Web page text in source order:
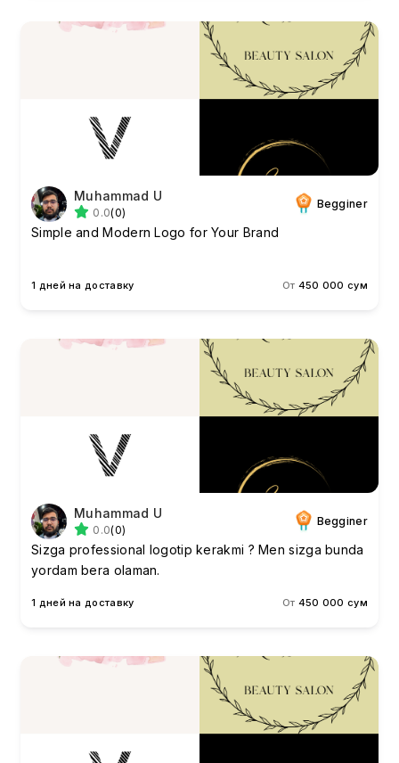
Muhammad U
0.0(0)
Begginer
Simple and Modern Logo for Your Brand
1 дней на доставку От 450 000 сум
Muhammad U
0.0(0)
Begginer
Sizga professional logotip kerakmi ? Men sizga bunda
yordam bera olaman.
1 дней на доставку От 450 000 сум